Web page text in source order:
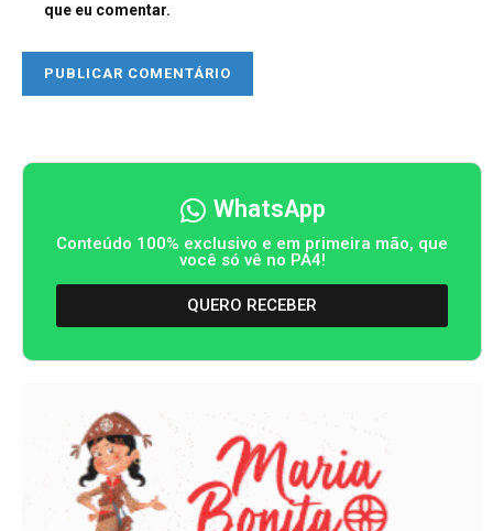
que eu comentar.
WhatsApp
Conteúdo 100% exclusivo e em primeira mão, que
você só vê no PA4!
QUERO RECEBER